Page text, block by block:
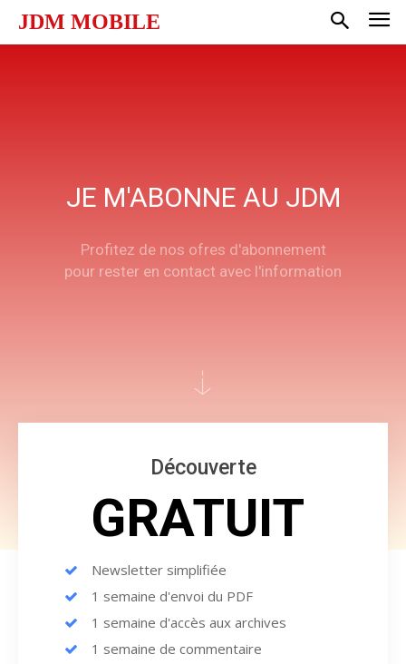
JDM MOBILE
JE M'ABONNE AU JDM
Profitez de nos ofres d'abonnement
pour rester en contact avec l'information
Découverte
GRATUIT
Newsletter simplifiée
1 semaine d'envoi du PDF
1 semaine d'accès aux archives
1 semaine de commentaire